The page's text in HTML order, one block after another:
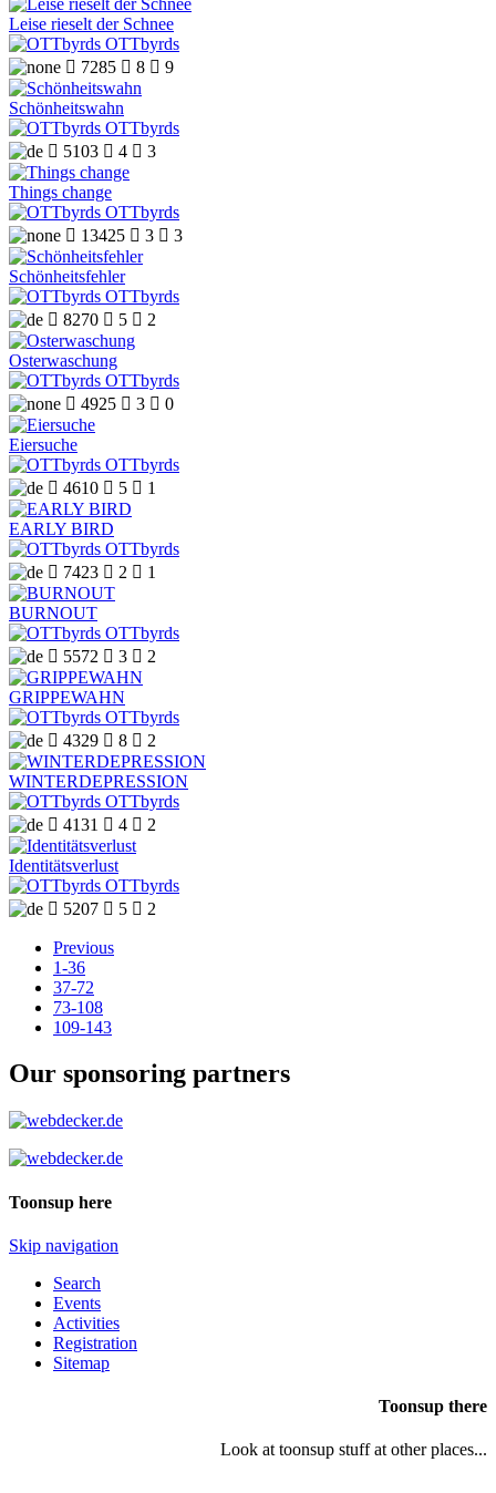
Leise rieselt der Schnee
OTTbyrds
 7285  8  9
Schönheitswahn
OTTbyrds
 5103  4  3
Things change
OTTbyrds
 13425  3  3
Schönheitsfehler
OTTbyrds
 8270  5  2
Osterwaschung
OTTbyrds
 4925  3  0
Eiersuche
OTTbyrds
 4610  5  1
EARLY BIRD
OTTbyrds
 7423  2  1
BURNOUT
OTTbyrds
 5572  3  2
GRIPPEWAHN
OTTbyrds
 4329  8  2
WINTERDEPRESSION
OTTbyrds
 4131  4  2
Identitätsverlust
OTTbyrds
 5207  5  2
Previous
1-36
37-72
73-108
109-143
Our sponsoring partners
Toonsup here
Skip navigation
Search
Events
Activities
Registration
Sitemap
Toonsup there
Look at toonsup stuff at other places...